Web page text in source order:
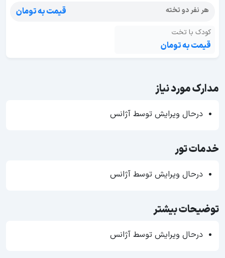
هر نفر دو تخته
قیمت به تومان
کودک با تخت
قیمت به تومان
مدارک مورد نیاز
درحال ویرایش توسط آژانس
خدمات تور
درحال ویرایش توسط آژانس
توضیحات بیشتر
درحال ویرایش توسط آژانس